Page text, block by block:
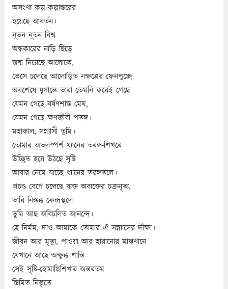
অসংখ্য কল্প-কল্পান্তরের
হয়েছে আবর্তন।
নূতন নূতন বিশ্ব
অন্ধকারের নাড়ি ছিঁড়ে
জন্ম নিয়েছে আলোকে,
ভেসে চলেছে আলোড়িত নক্ষত্রের ফেনপুঞ্জে;
অবশেষে যুগান্তে তারা তেমনি করেই গেছে
যেমন গেছে বর্ষণশান্ত মেঘ,
যেমন গেছে ক্ষণজীবী পতঙ্গ।
মহাকাল, সন্ন্যাসী তুমি।
তোমার অতলস্পর্শ ধ্যানের তরঙ্গ-শিখরে
উচ্ছ্রিত হয়ে উঠছে সৃষ্টি
আবার নেমে যাচ্ছে ধ্যানের তরঙ্গতলে।
প্রচণ্ড বেগে চলেছে ব্যক্ত অব্যক্তের চক্রনৃত্য,
তারি নিস্তব্ধ কেন্দ্রস্থলে
তুমি আছ অবিচলিত আনন্দে।
হে নির্মম, দাও আমাকে তোমার ঐ সন্ন্যাসের দীক্ষা।
জীবন আর মৃত্যু, পাওয়া আর হারানোর মাঝখানে
যেখানে আছে অক্ষুব্ধ শান্তি
সেই সৃষ্টি-হোমাগ্নিশিখার অন্তরতম
স্তিমিত নিভৃতে